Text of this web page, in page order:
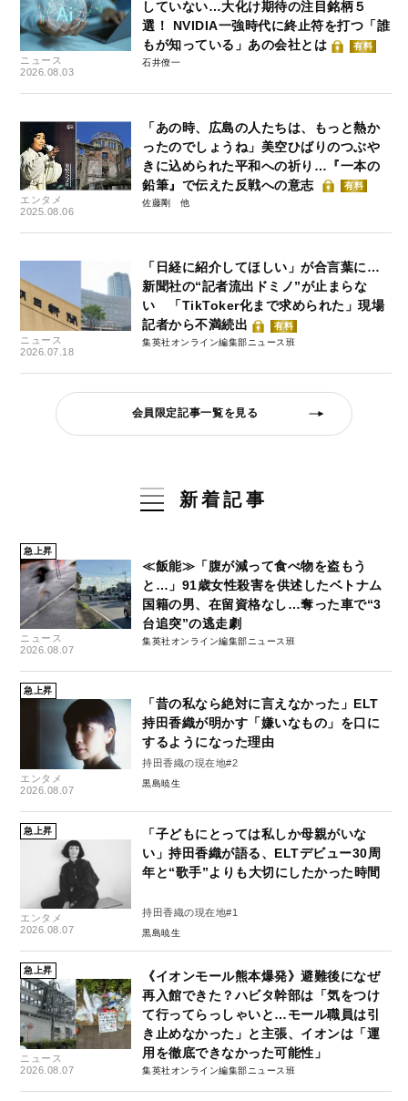
ニュース
2026.08.03
していない…大化け期待の注目銘柄５
選！ NVIDIA一強時代に終止符を打つ「誰
もが知っている」あの会社とは
有料
石井僚一
エンタメ
2025.08.06
「あの時、広島の人たちは、もっと熱か
ったのでしょうね」美空ひばりのつぶや
きに込められた平和への祈り…『一本の
鉛筆』で伝えた反戦への意志
有料
佐藤剛
ニュース
2026.07.18
「日経に紹介してほしい」が合言葉に…
新聞社の“記者流出ドミノ”が止まらな
い 「TikToker化まで求められた」現場
記者から不満続出
有料
集英社オンライン編集部ニュース班
会員限定記事一覧を見る
新着記事
急上昇
ニュース
2026.08.07
≪飯能≫「腹が減って食べ物を盗もう
と…」91歳女性殺害を供述したベトナム
国籍の男、在留資格なし…奪った車で“3
台追突”の逃走劇
集英社オンライン編集部ニュース班
急上昇
エンタメ
2026.08.07
「昔の私なら絶対に言えなかった」ELT
持田香織が明かす「嫌いなもの」を口に
するようになった理由
持田香織の現在地#2
黒島暁生
急上昇
エンタメ
2026.08.07
「子どもにとっては私しか母親がいな
い」持田香織が語る、ELTデビュー30周
年と“歌手”よりも大切にしたかった時間
持田香織の現在地#1
黒島暁生
急上昇
ニュース
2026.08.07
《イオンモール熊本爆発》避難後になぜ
再入館できた？ハビタ幹部は「気をつけ
て行ってらっしゃいと…モール職員は引
き止めなかった」と主張、イオンは「運
用を徹底できなかった可能性」
集英社オンライン編集部ニュース班